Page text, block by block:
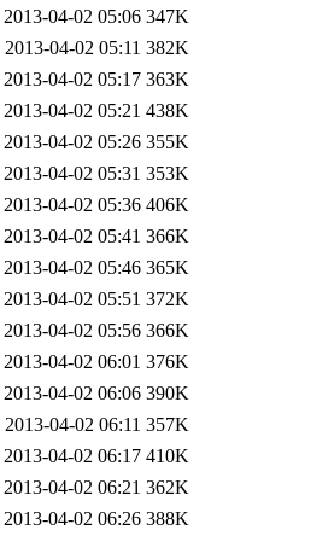
2013-04-02 05:06 347K
2013-04-02 05:11 382K
2013-04-02 05:17 363K
2013-04-02 05:21 438K
2013-04-02 05:26 355K
2013-04-02 05:31 353K
2013-04-02 05:36 406K
2013-04-02 05:41 366K
2013-04-02 05:46 365K
2013-04-02 05:51 372K
2013-04-02 05:56 366K
2013-04-02 06:01 376K
2013-04-02 06:06 390K
2013-04-02 06:11 357K
2013-04-02 06:17 410K
2013-04-02 06:21 362K
2013-04-02 06:26 388K